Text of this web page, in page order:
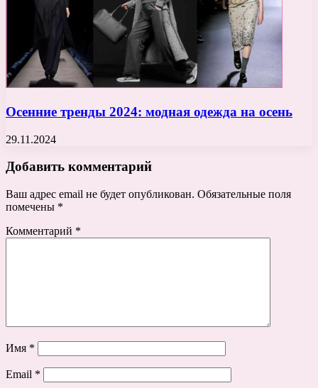
Осенние тренды 2024: модная одежда на осень
29.11.2024
Добавить комментарий
Ваш адрес email не будет опубликован. Обязательные поля
помечены *
Комментарий *
Имя *
Email *